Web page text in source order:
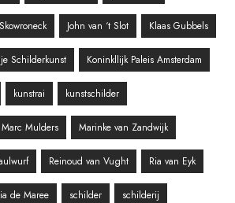
John van ‘t Slot Klaas Gubbels
Schilderkunst Koninkllijk Paleis Amsterdam
kunstrai kunstschilder
Marc Mulders Marinke van Zandwijk
Reinoud van Vught Ria van Eyk
de Maree schilder schilderij